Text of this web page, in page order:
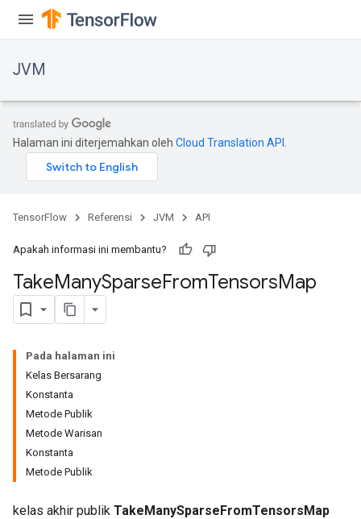
JVM
Halaman ini diterjemahkan oleh Cloud Translation API
TensorFlow Referensi JVM API
Apakah informasi ini membantu?
TakeManySparseFromTensorsMap
Pada halaman ini
Kelas Bersarang
Konstanta
Metode Publik
Metode Warisan
Konstanta
Metode Publik
kelas akhir publik TakeManySparseFromTensorsMap